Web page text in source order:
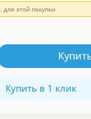
для этой покупки
Купить в 1 клик